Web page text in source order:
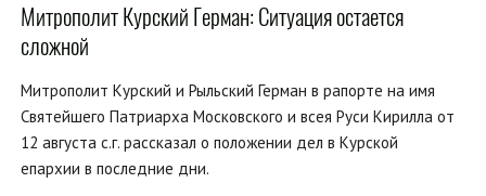
Митрополит Курский Герман: Ситуация остается
сложной
Митрополит Курский и Рыльский Герман в рапорте на имя
Святейшего Патриарха Московского и всея Руси Кирилла от
12 августа с.г. рассказал о положении дел в Курской
епархии в последние дни.